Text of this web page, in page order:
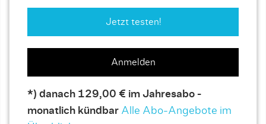
Jetzt testen!
Anmelden
*) danach 129,00 € im Jahresabo -
monatlich kündbar Alle Abo-Angebote im